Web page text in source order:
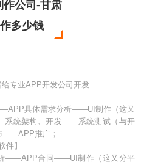
公司-甘肃
多少钱
专业APP开发公司开发
具体需求分析——UI制作（这又
系统架构、开发——系统测试（与开
推广；
件】
——APP合同——UI制作（这又分平